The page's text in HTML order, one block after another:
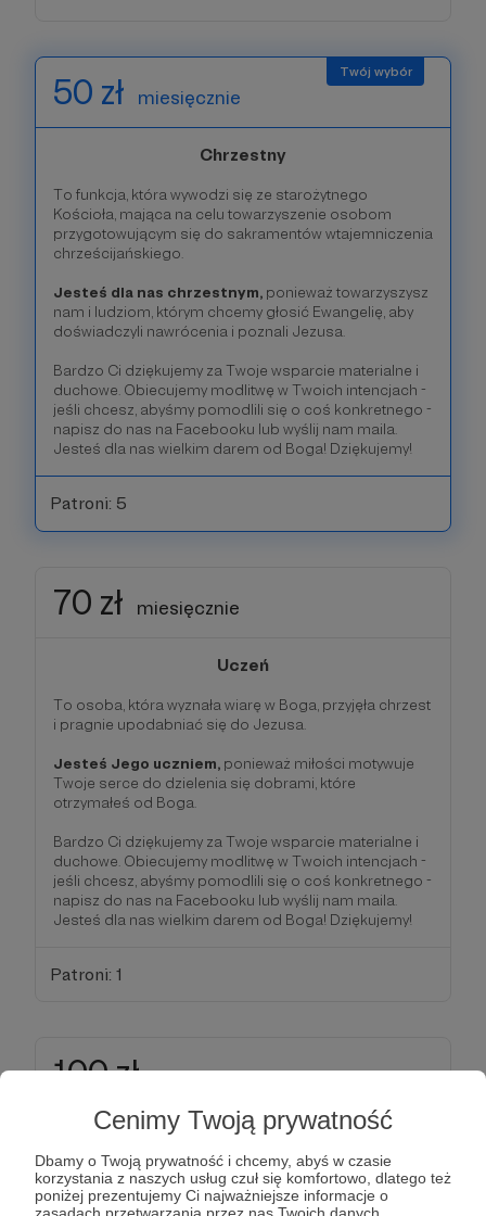
Cenimy Twoją prywatność
Dbamy o Twoją prywatność i chcemy, abyś w czasie
korzystania z naszych usług czuł się komfortowo, dlatego też
poniżej prezentujemy Ci najważniejsze informacje o
zasadach przetwarzania przez nas Twoich danych
50 zł miesięcznie
Chrzestny
To funkcja, która wywodzi się ze starożytnego
Kościoła, mająca na celu towarzyszenie osobom
przygotowującym się do sakramentów wtajemniczenia
chrześcijańskiego.
Jesteś dla nas chrzestnym, ponieważ towarzyszysz
nam i ludziom, którym chcemy głosić Ewangelię, aby
doświadczyli nawrócenia i poznali Jezusa.
Bardzo Ci dziękujemy za Twoje wsparcie materialne i
duchowe. Obiecujemy modlitwę w Twoich intencjach -
jeśli chcesz, abyśmy pomodlili się o coś konkretnego -
napisz do nas na Facebooku lub wyślij nam maila.
Jesteś dla nas wielkim darem od Boga! Dziękujemy!
Patroni: 5
70 zł miesięcznie
Uczeń
To osoba, która wyznała wiarę w Boga, przyjęła chrzest
i pragnie upodabniać się do Jezusa.
Jesteś Jego uczniem, ponieważ miłości motywuje
Twoje serce do dzielenia się dobrami, które
otrzymałeś od Boga.
Bardzo Ci dziękujemy za Twoje wsparcie materialne i
duchowe. Obiecujemy modlitwę w Twoich intencjach -
jeśli chcesz, abyśmy pomodlili się o coś konkretnego -
napisz do nas na Facebooku lub wyślij nam maila.
Jesteś dla nas wielkim darem od Boga! Dziękujemy!
Patroni: 1
100 zł miesięcznie
Apostoł
Tak nazywano ludzi wybranych przez Boga, którzy
tworzyli pierwotny Kościół, rozwijając chrześcijaństwo.